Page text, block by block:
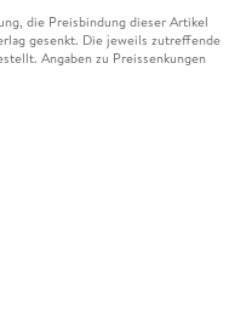
die Preisbindung dieser Artikel
gesenkt. Die jeweils zutreffende
Angaben zu Preissenkungen